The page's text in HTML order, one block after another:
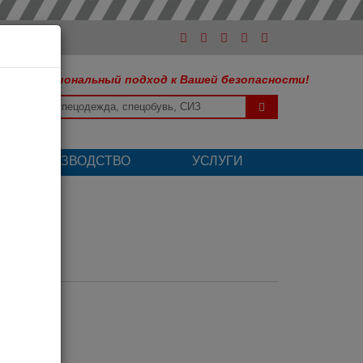
Профессиональный подход к Вашей безопасности!
ПРОИЗВОДСТВО УСЛУГИ